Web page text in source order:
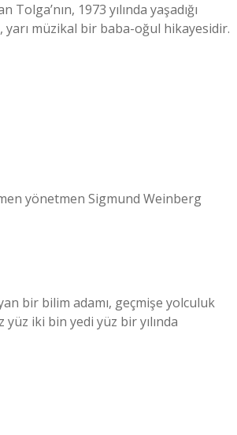
1973 yılında yaşadığı
yarı müzikal bir baba-oğul hikayesidir.
yönetmen Sigmund Weinberg
bir bilim adamı, geçmişe yolculuk
iki bin yedi yüz bir yılında